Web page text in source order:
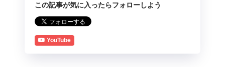
この記事が気に入ったらフォローしよう
YouTube